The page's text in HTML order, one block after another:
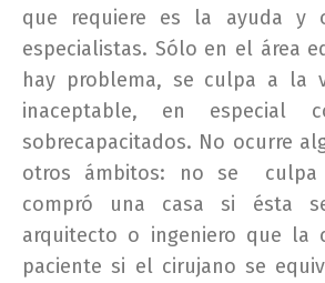
que requiere es la ayuda y
especialistas. Sólo en el área
hay problema, se culpa a la
inaceptable, en especial
sobrecapacitados. No ocurre
otros ámbitos: no se
compró una casa si ésta
arquitecto o ingeniero que la
paciente si el cirujano se